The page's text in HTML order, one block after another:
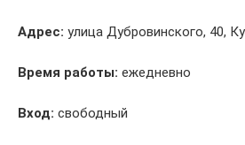
Адрес: улица Дубровинского, 40,
Время работы: ежедневно
Вход: свободный